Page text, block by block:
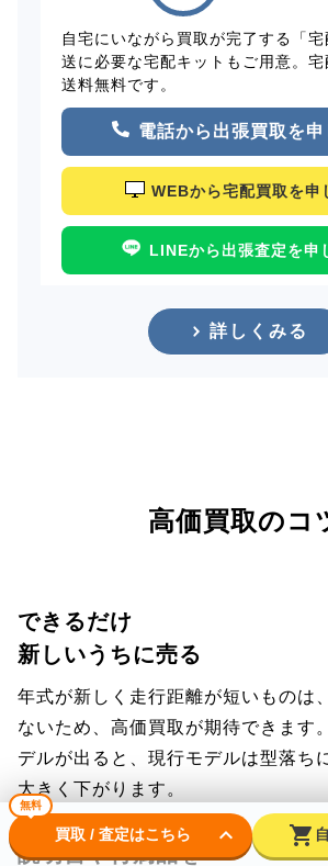
自宅にいながら買取が完了する「
送に必要な宅配キットもご用意。
送料無料です。
電話から出張買取を
WEBから宅配買取を申
LINEから出張査定を申
詳しくみる
高価買取のコ
できるだけ
新しいうちに売る
年式が新しく走行距離が短いものは
ないため、高価買取が期待できます
デルが出ると、現行モデルは型落ち
大きく下がります。
説明書や付属品を
無料
買取 / 査定はこちら keyboard_arrow_down shopping_cart